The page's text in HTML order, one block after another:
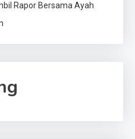
Rapor Bersama Ayah